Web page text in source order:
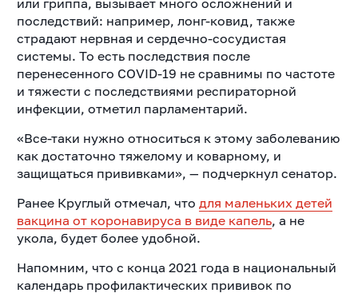
последствий: например, лонг-ковид, также
страдают нервная и сердечно-сосудистая
системы. То есть последствия после
перенесенного COVID-19 не сравнимы по частоте
и тяжести с последствиями респираторной
инфекции, отметил парламентарий.
«Все-таки нужно относиться к этому заболеванию
как достаточно тяжелому и коварному, и
защищаться прививками», — подчеркнул сенатор.
Ранее Круглый отмечал, что для маленьких детей
вакцина от коронавируса в виде капель, а не
укола, будет более удобной.
Напомним, что с конца 2021 года в национальный
календарь профилактических прививок по